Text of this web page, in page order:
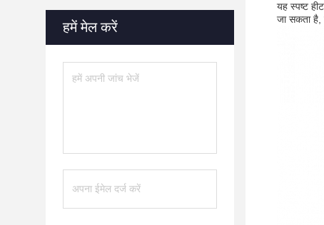
हमें मेल करें
यह स्पष्ट
जा सकता है,